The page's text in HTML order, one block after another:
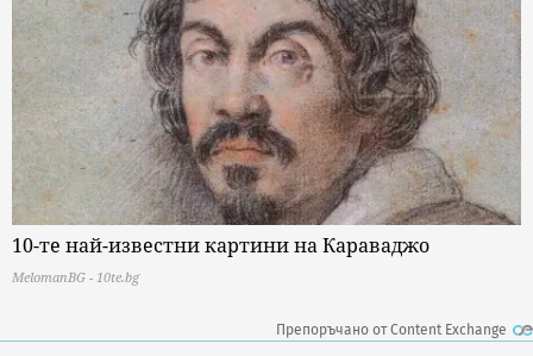
10-те най-известни картини на Караваджо
MelomanBG - 10te.bg
Препоръчано от Content Exchange